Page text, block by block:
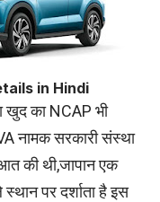
in Hindi
खुद का NCAP भी
नामक सरकारी संस्था
की थी,जापान एक
पर दर्शाता है इस